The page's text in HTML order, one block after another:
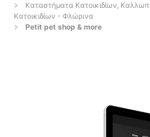
Καταστήματα Κατοικιδίων,
Κατοικιδίων - Φλώρινα
Petit pet shop & more